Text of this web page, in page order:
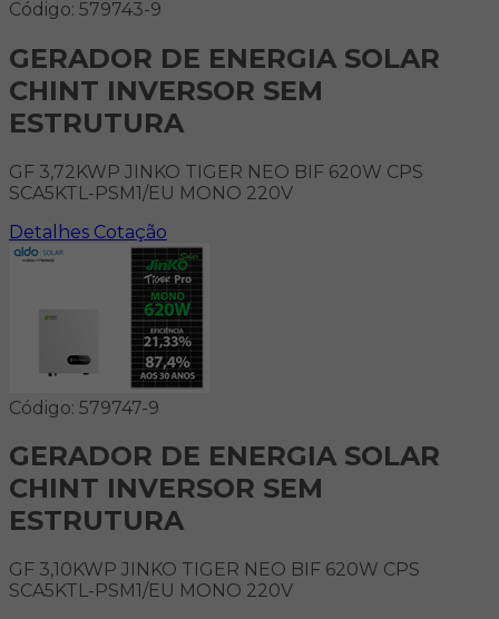
Código: 579743-9
GERADOR DE ENERGIA SOLAR
CHINT INVERSOR SEM
ESTRUTURA
GF 3,72KWP JINKO TIGER NEO BIF 620W CPS
SCA5KTL-PSM1/EU MONO 220V
Detalhes Cotação
Código: 579747-9
GERADOR DE ENERGIA SOLAR
CHINT INVERSOR SEM
ESTRUTURA
GF 3,10KWP JINKO TIGER NEO BIF 620W CPS
SCA5KTL-PSM1/EU MONO 220V